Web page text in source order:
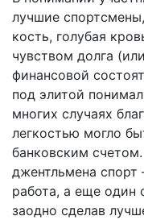
лучшие
кость, голубая
чувством долга
финансовой
под элитой
многих случаях
легкостью могло
банковским
джентльмена спорт
работа, а еще один
заодно сделав